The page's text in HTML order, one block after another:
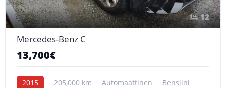
12
Mercedes-Benz C
13,700€
2015 205,000 km Automaattinen Bensiini